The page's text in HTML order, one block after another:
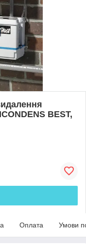
BEST,
Оплата Умови